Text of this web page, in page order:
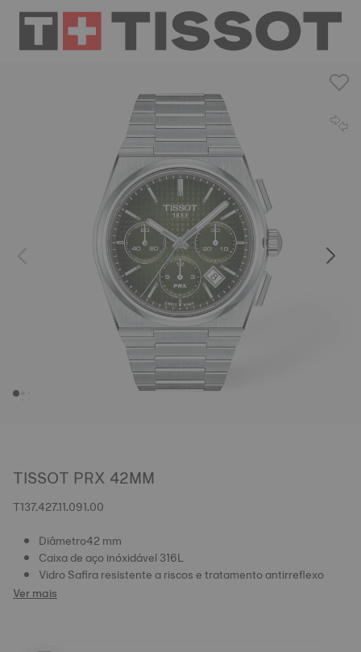
TISSOT PRX 42MM
T137.427.11.091.00
Diâmetro42 mm
Caixa de aço inóxidável 316L
Vidro Safira resistente a riscos e tratamento antirreflexo
Ver mais